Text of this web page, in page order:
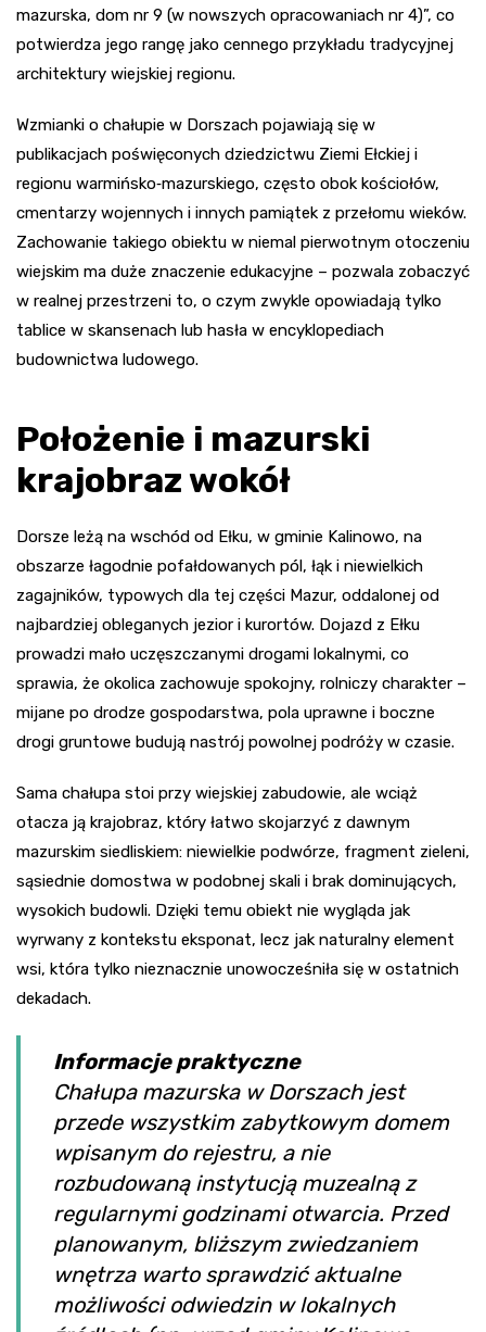
mazurska, dom nr 9 (w nowszych opracowaniach nr 4)”, co
potwierdza jego rangę jako cennego przykładu tradycyjnej
architektury wiejskiej regionu.
Wzmianki o chałupie w Dorszach pojawiają się w
publikacjach poświęconych dziedzictwu Ziemi Ełckiej i
regionu warmińsko‑mazurskiego, często obok kościołów,
cmentarzy wojennych i innych pamiątek z przełomu wieków.
Zachowanie takiego obiektu w niemal pierwotnym otoczeniu
wiejskim ma duże znaczenie edukacyjne – pozwala zobaczyć
w realnej przestrzeni to, o czym zwykle opowiadają tylko
tablice w skansenach lub hasła w encyklopediach
budownictwa ludowego.
Położenie i mazurski
krajobraz wokół
Dorsze leżą na wschód od Ełku, w gminie Kalinowo, na
obszarze łagodnie pofałdowanych pól, łąk i niewielkich
zagajników, typowych dla tej części Mazur, oddalonej od
najbardziej obleganych jezior i kurortów. Dojazd z Ełku
prowadzi mało uczęszczanymi drogami lokalnymi, co
sprawia, że okolica zachowuje spokojny, rolniczy charakter –
mijane po drodze gospodarstwa, pola uprawne i boczne
drogi gruntowe budują nastrój powolnej podróży w czasie.
Sama chałupa stoi przy wiejskiej zabudowie, ale wciąż
otacza ją krajobraz, który łatwo skojarzyć z dawnym
mazurskim siedliskiem: niewielkie podwórze, fragment zieleni,
sąsiednie domostwa w podobnej skali i brak dominujących,
wysokich budowli. Dzięki temu obiekt nie wygląda jak
wyrwany z kontekstu eksponat, lecz jak naturalny element
wsi, która tylko nieznacznie unowocześniła się w ostatnich
dekadach.
Informacje praktyczne
Chałupa mazurska w Dorszach jest
przede wszystkim zabytkowym domem
wpisanym do rejestru, a nie
rozbudowaną instytucją muzealną z
regularnymi godzinami otwarcia. Przed
planowanym, bliższym zwiedzaniem
wnętrza warto sprawdzić aktualne
możliwości odwiedzin w lokalnych